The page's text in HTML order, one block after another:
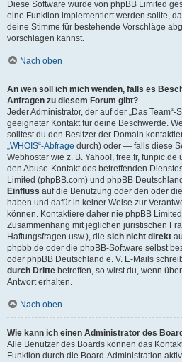
Diese Software wurde von phpBB Limited
eine Funktion implementiert werden sollte,
deine Stimme für bestehende Vorschläge
vorschlagen kannst.
Nach oben
An wen soll ich mich wenden, falls es
Anfragen zu diesem Forum gibt?
Jeder Administrator, der auf der „Das Team“-
geeigneter Kontakt für deine Beschwerde.
solltest du den Besitzer der Domain
„WHOIS“-Abfrage durch) oder — falls diese
Webhoster wie z. B. Yahoo!, free.fr,
den Abuse-Kontakt des betreffenden
Limited (phpBB.com) und phpBB
Einfluss auf die Benutzung oder den oder
haben und dafür in keiner Weise zur
können. Kontaktiere daher nie phpBB
Zusammenhang mit jeglichen juristischen
Haftungsfragen usw.), die sich nicht direkt
phpbb.de oder die phpBB-Software selbst
oder phpBB Deutschland e. V. E-Mails
durch Dritte betreffen, so wirst du, wenn
Antwort erhalten.
Nach oben
Wie kann ich einen Administrator des
Alle Benutzer des Boards können das
Funktion durch die Board-Administration